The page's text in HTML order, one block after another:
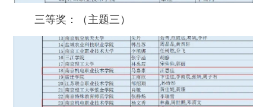
三等奖：（主题三）